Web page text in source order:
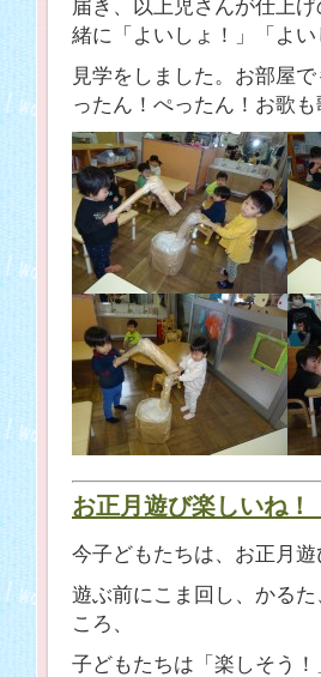
届き、以上児さんが仕上
緒に「よいしょ！」「よ
見学をしました。お部屋
ったん！ぺったん！お歌
お正月遊び楽しいね！
今子どもたちは、お正月遊
遊ぶ前にこま回し、かる
ころ、
子どもたちは「楽しそう